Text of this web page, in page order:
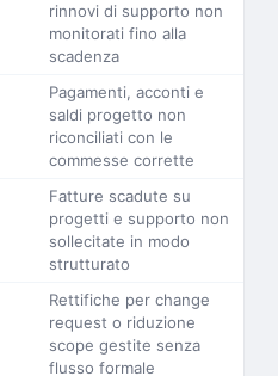
rinnovi di supporto non
monitorati fino alla
scadenza
Pagamenti, acconti e
saldi progetto non
riconciliati con le
commesse corrette
Fatture scadute su
progetti e supporto non
sollecitate in modo
strutturato
Rettifiche per change
request o riduzione
scope gestite senza
flusso formale